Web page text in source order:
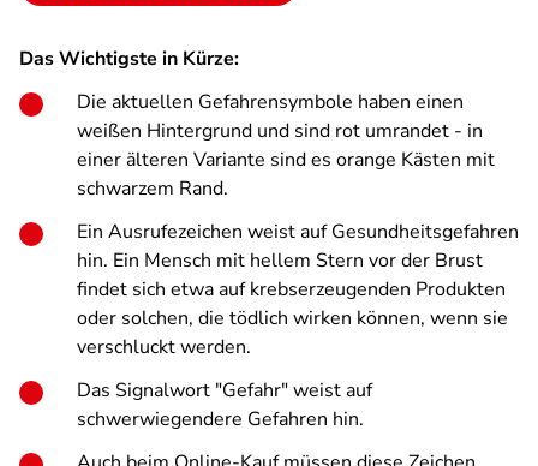
Das Wichtigste in Kürze:
Die aktuellen Gefahrensymbole haben einen
weißen Hintergrund und sind rot umrandet - in
einer älteren Variante sind es orange Kästen mit
schwarzem Rand.
Ein Ausrufezeichen weist auf Gesundheitsgefahren
hin. Ein Mensch mit hellem Stern vor der Brust
findet sich etwa auf krebserzeugenden Produkten
oder solchen, die tödlich wirken können, wenn sie
verschluckt werden.
Das Signalwort "Gefahr" weist auf
schwerwiegendere Gefahren hin.